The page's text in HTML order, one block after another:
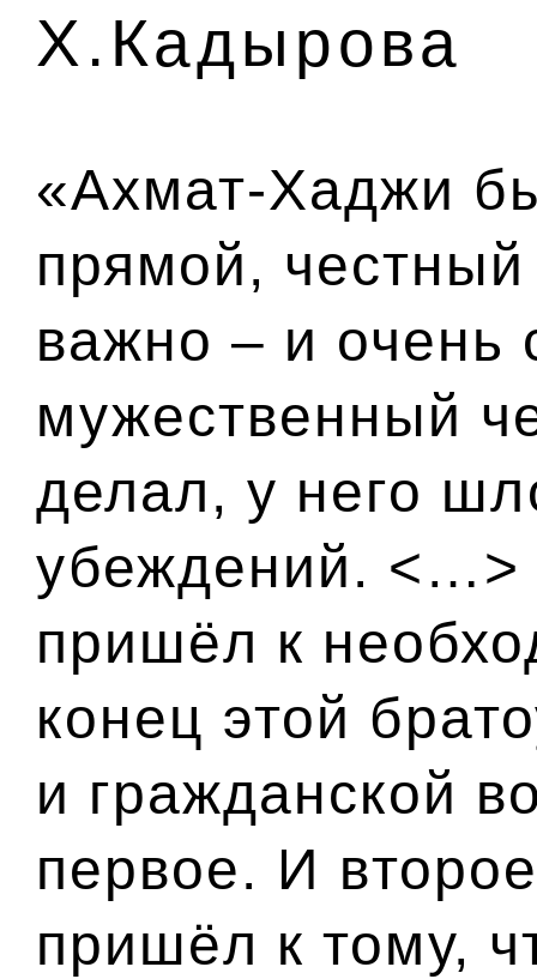
Х.Кадырова
«Ахмат-Хаджи
прямой,
важно – и очень
мужественный
делал, у него
убеждений. <…>
пришёл к
конец этой
и гражданской
первое. И
пришёл к тому,